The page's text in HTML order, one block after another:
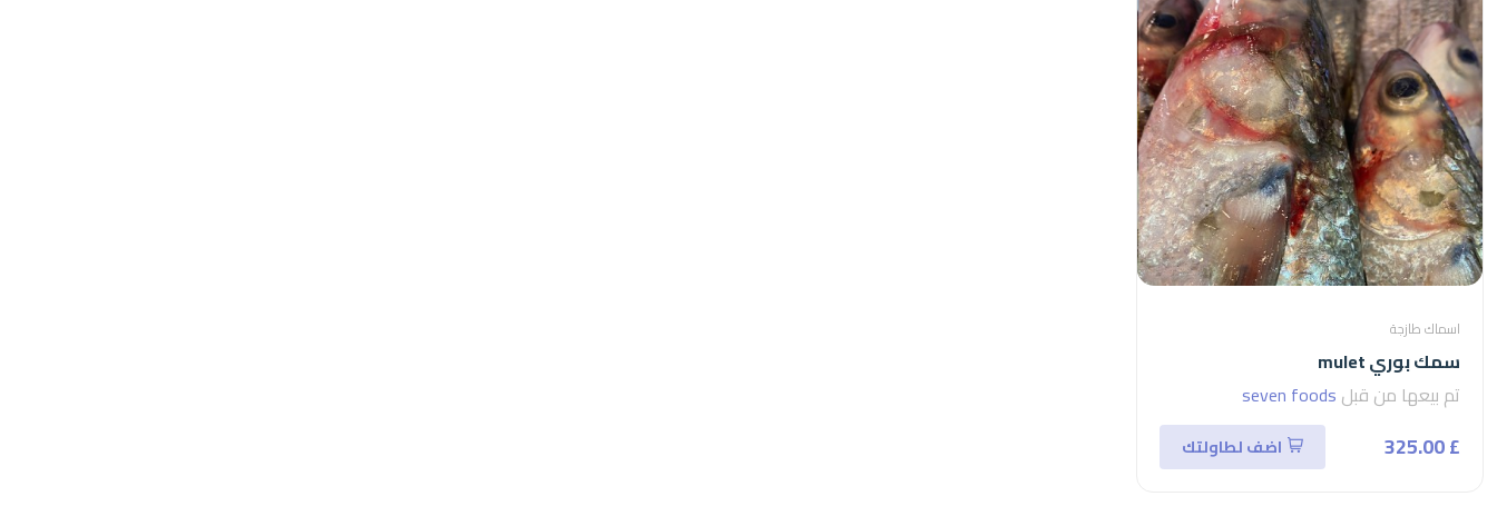
اسماك طازجة
سمك بوري mulet
تم بيعها من قبل seven foods
£ 325.00 اضف لطاولتك